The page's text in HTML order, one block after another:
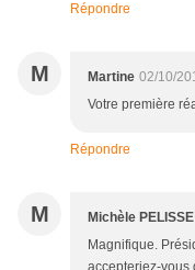
Répondre
M Martine 02/10/
Votre première
Répondre
M Michèle PELISSE
Magnifique.
accepteriez-vous